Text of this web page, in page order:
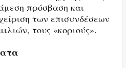
πρόσβαση και
των επισυνδέσεων
τους «κοριούς».